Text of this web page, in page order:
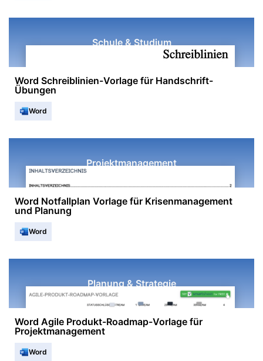
Schule & Studium
Word Schreiblinien-Vorlage für Handschrift-
Übungen
Word
Projektmanagement
Word Notfallplan Vorlage für Krisenmanagement
und Planung
Word
Planung & Strategie
Word Agile Produkt-Roadmap-Vorlage für
Projektmanagement
Word